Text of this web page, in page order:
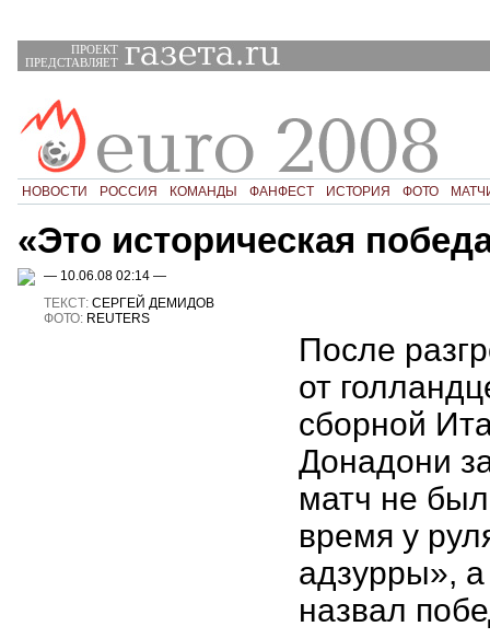
ПРОЕКТ
ПРЕДСТАВЛЯЕТ
НОВОСТИ РОССИЯ КОМАНДЫ ФАНФЕСТ ИСТОРИЯ ФОТО
«Это историческая
— 10.06.08 02:14 —
ТЕКСТ: СЕРГЕЙ ДЕМИДОВ
ФОТО: REUTERS
После
от
сборной
Донадони
матч не
время у
адзурры»,
назвал